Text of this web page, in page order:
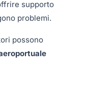
supporto
problemi.
possono